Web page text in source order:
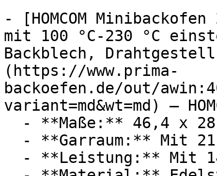
- [HOMCOM
mit 100 °C-230 °C
Backblech,
(https://www.prima-
backoefen.de/out/
variant=md&wt=md) —